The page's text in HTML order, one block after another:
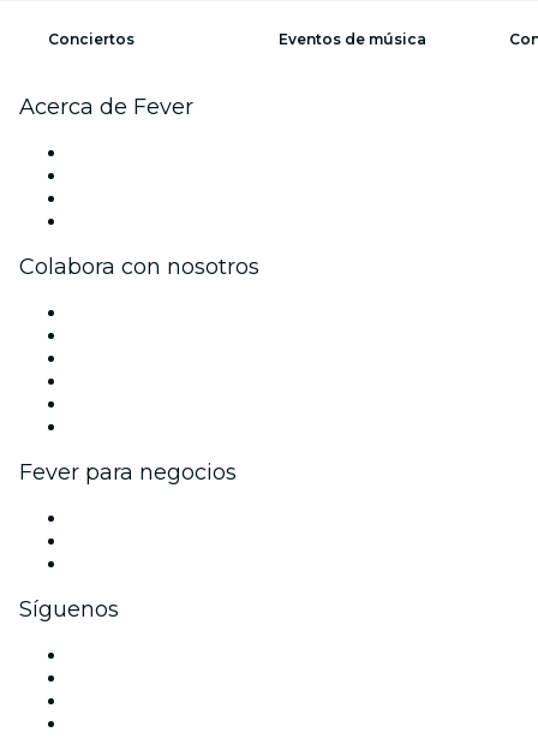
Conciertos Eventos de música
Acerca de Fever
Colabora con nosotros
Fever para negocios
Síguenos